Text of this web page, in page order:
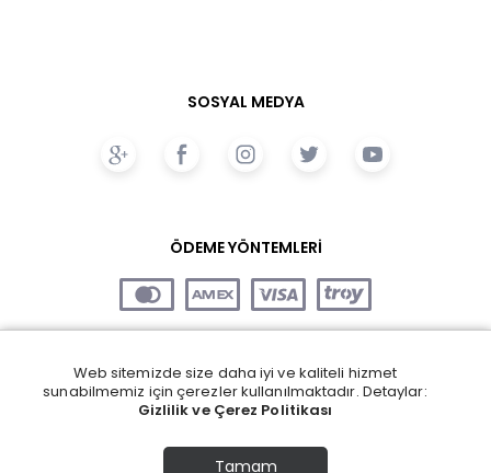
SOSYAL MEDYA
ÖDEME YÖNTEMLERİ
Web sitemizde size daha iyi ve kaliteli hizmet
sunabilmemiz için çerezler kullanılmaktadır. Detaylar:
Gizlilik ve Çerez Politikası
Tamam